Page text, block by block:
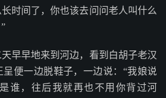
时间了，你也该去问问老人叫什么
早早地来到河边，看到白胡子老汉
便一边脱鞋子，一边说：“我娘说
谁，往后我就再也不用你背过河